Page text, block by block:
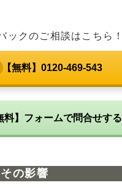
ックのご相談はこちら！
【無料】0120-469-543
料】フォームで問合せする
の影響